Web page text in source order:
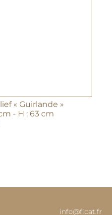
« Guirlande »
- H : 63 cm
info@ficat.fr